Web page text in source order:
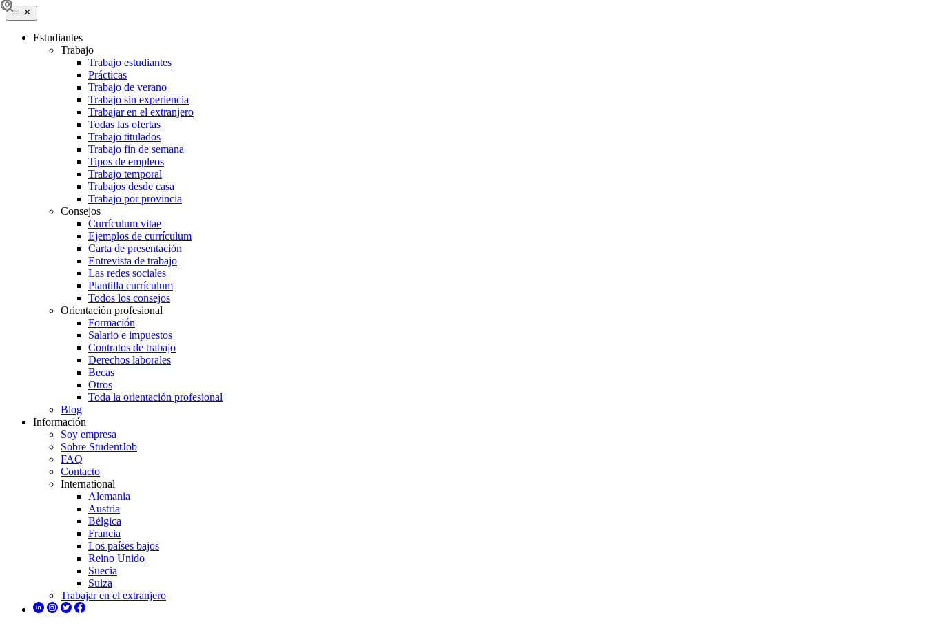
Estudiantes
Trabajo
Trabajo estudiantes
Prácticas
Trabajo de verano
Trabajo sin experiencia
Trabajar en el extranjero
Todas las ofertas
Trabajo titulados
Trabajo fin de semana
Tipos de empleos
Trabajo temporal
Trabajos desde casa
Trabajo por provincia
Consejos
Currículum vitae
Ejemplos de currículum
Carta de presentación
Entrevista de trabajo
Las redes sociales
Plantilla currículum
Todos los consejos
Orientación profesional
Formación
Salario e impuestos
Contratos de trabajo
Derechos laborales
Becas
Otros
Toda la orientación profesional
Blog
Información
Soy empresa
Sobre StudentJob
FAQ
Contacto
International
Alemania
Austria
Bélgica
Francia
Los países bajos
Reino Unido
Suecia
Suiza
Trabajar en el extranjero